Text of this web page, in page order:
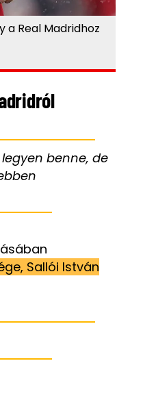
a Real Madridhoz
benne, de
Sallói István